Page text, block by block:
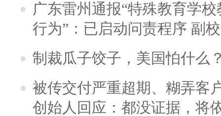
广东雷州通报“特殊教育学
行为”：已启动问责程序 副
制裁瓜子饺子，美国怕什么
被传交付严重超期、糊弄客
创始人回应：都没证据，将